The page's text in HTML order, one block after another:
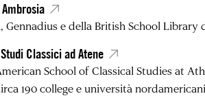
Gennadius e della British School Library
Classici ad Atene
School of Classical Studies at
190 college e università